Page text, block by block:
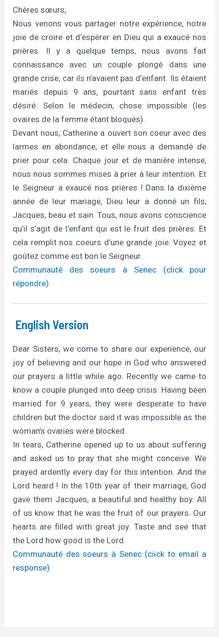
Chères sœurs,
Nous venons vous partager notre expérience, notre
joie de croire et d’espérer en Dieu qui a exaucé nos
prières. Il y a quelque temps, nous avons fait
connaissance avec un couple plongé dans une
grande crise, car ils n’avaient pas d’enfant. Ils étaient
mariés depuis 9 ans, pourtant sans enfant très
désiré. Selon le médecin, chose impossible (les
ovaires de la femme étant bloqués).
Devant nous, Catherine a ouvert son coeur avec des
larmes en abondance, et elle nous a demandé de
prier pour cela. Chaque jour et de manière intense,
nous nous sommes mises à prier à leur intention. Et
le Seigneur a exaucé nos prières ! Dans la dixième
année de leur mariage, Dieu leur a donné un fils,
Jacques, beau et sain. Tous, nous avons conscience
qu’il s’agit de l’enfant qui est le fruit des prières. Et
cela remplit nos coeurs d’une grande joie. Voyez et
goûtez comme est bon le Seigneur.
Communauté des soeurs à Senec (click pour
répondre)
English Version
Dear Sisters, we come to share our experience, our
joy of believing and our hope in God who answered
our prayers a little while ago. Recently we came to
know a couple plunged into deep crisis. Having been
married for 9 years, they were desperate to have
children but the doctor said it was impossible as the
woman’s ovaries were blocked.
In tears, Catherine opened up to us about suffering
and asked us to pray that she might conceive. We
prayed ardently every day for this intention. And the
Lord heard ! In the 10th year of their marriage, God
gave them Jacques, a beautiful and healthy boy. All
of us know that he was the fruit of our prayers. Our
hearts are filled with great joy. Taste and see that
the Lord how good is the Lord.
Communauté des soeurs à Senec (ciick to email a
response)